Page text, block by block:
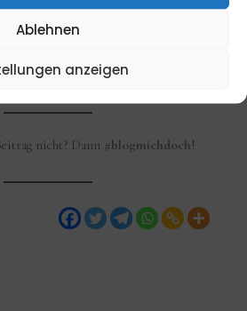
Ablehnen
anzeigen
passt auf, dass euch nicht die
nicht? Dann #blogmichdoch!